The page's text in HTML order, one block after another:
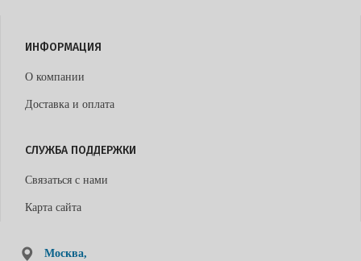
ИНФОРМАЦИЯ
О компании
Доставка и оплата
СЛУЖБА ПОДДЕРЖКИ
Связаться с нами
Карта сайта
Москва,